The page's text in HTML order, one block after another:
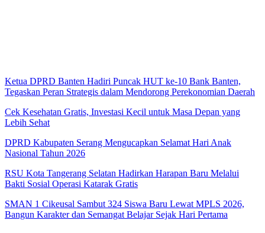
Ketua DPRD Banten Hadiri Puncak HUT ke-10 Bank Banten,
Tegaskan Peran Strategis dalam Mendorong Perekonomian Daerah
Cek Kesehatan Gratis, Investasi Kecil untuk Masa Depan yang
Lebih Sehat
DPRD Kabupaten Serang Mengucapkan Selamat Hari Anak
Nasional Tahun 2026
RSU Kota Tangerang Selatan Hadirkan Harapan Baru Melalui
Bakti Sosial Operasi Katarak Gratis
SMAN 1 Cikeusal Sambut 324 Siswa Baru Lewat MPLS 2026,
Bangun Karakter dan Semangat Belajar Sejak Hari Pertama